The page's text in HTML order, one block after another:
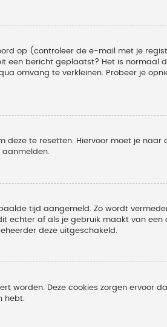
op (controleer de e-mail met je
een bericht geplaatst? Het is normaal
omvang te verkleinen. Probeer je
deze te resetten. Hiervoor moet je
aanmelden.
tijd aangemeld. Zo wordt
echter af als je gebruik maakt van
deze uitgeschakeld.
worden. Deze cookies zorgen ervoor
hebt.